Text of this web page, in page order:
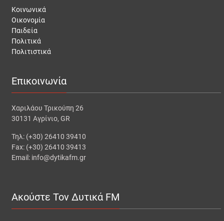
Κοινωνικά
Οικονομία
Παιδεία
Πολιτικά
Πολιτιστικά
Επικοινωνία
Χαριλάου Τρικούπη 26
30131 Αγρίνιο, GR
Τηλ: (+30) 26410 39410
Fax: (+30) 26410 39413
Email: info@dytikafm.gr
Ακούστε Τον Δυτικά FM